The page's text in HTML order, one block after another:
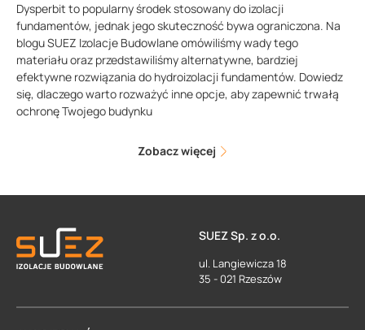
Dysperbit to popularny środek stosowany do izolacji
fundamentów, jednak jego skuteczność bywa ograniczona. Na
blogu SUEZ Izolacje Budowlane omówiliśmy wady tego
materiału oraz przedstawiliśmy alternatywne, bardziej
efektywne rozwiązania do hydroizolacji fundamentów. Dowiedz
się, dlaczego warto rozważyć inne opcje, aby zapewnić trwałą
ochronę Twojego budynku
Zobacz więcej
SUEZ Sp. z o.o.
ul. Langiewicza 18
35 - 021 Rzeszów